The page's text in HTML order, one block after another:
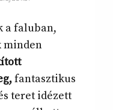
a faluban,
minden
fantasztikus
teret idézett